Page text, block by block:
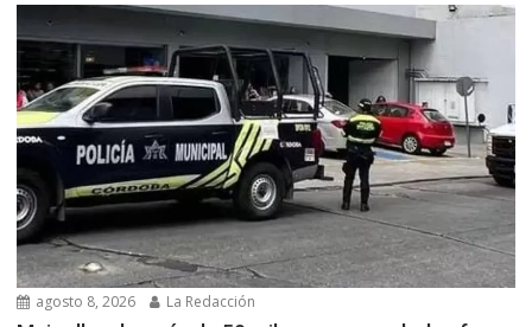
agosto 8, 2026 La Redacción